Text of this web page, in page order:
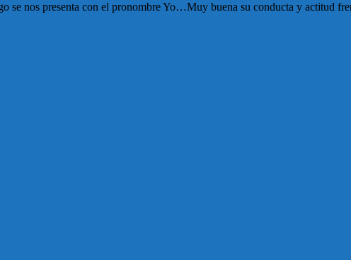
se nos presenta con el pronombre Yo…Muy buena su conducta y actitud